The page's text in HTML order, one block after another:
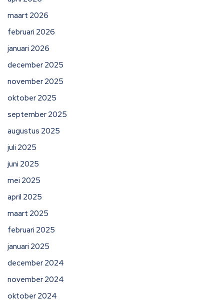
maart 2026
februari 2026
januari 2026
december 2025
november 2025
oktober 2025
september 2025
augustus 2025
juli 2025
juni 2025
mei 2025
april 2025
maart 2025
februari 2025
januari 2025
december 2024
november 2024
oktober 2024